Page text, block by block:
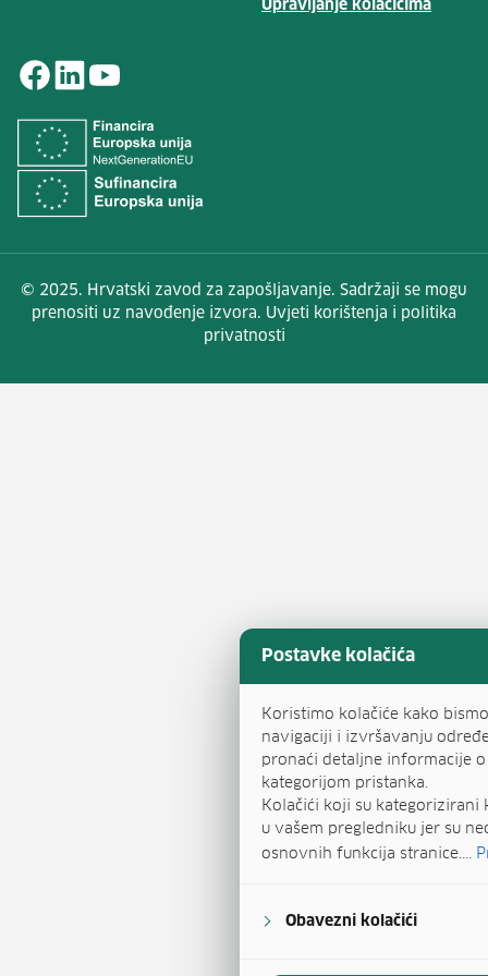
Postavke kolačića
Koristimo kolačiće kako
navigaciji i izvršavanju
pronaći detaljne informacije
kategorijom pristanka.
Kolačići koji su kategorizirani
u vašem pregledniku jer su
osnovnih funkcija stranice....
Obavezni kolačići
Upravljanje kolačićima
© 2025. Hrvatski zavod za zapošljavanje. Sadržaji se mogu
prenositi uz navođenje izvora. Uvjeti korištenja i politika
privatnosti